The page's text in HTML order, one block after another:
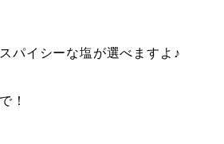
パイシーな塩が選べますよ♪
！